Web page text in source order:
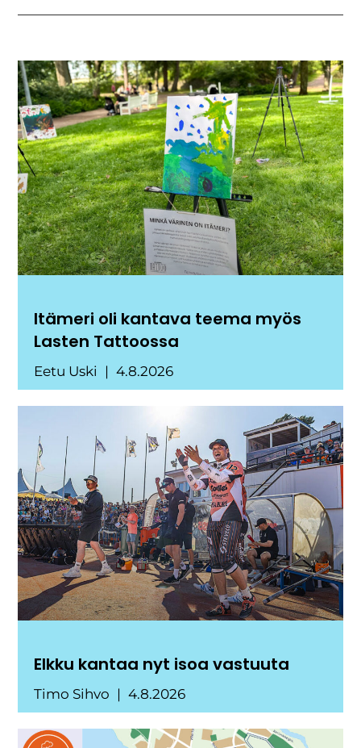
Itämeri oli kantava teema myös
Lasten Tattoossa
Eetu Uski 4.8.2026
Elkku kantaa nyt isoa vastuuta
Timo Sihvo 4.8.2026